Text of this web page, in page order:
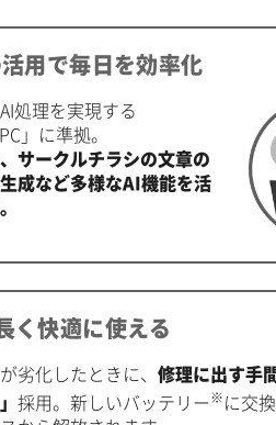
用で毎日を効率化
処理を実現する
」に準拠。
サークルチラシの文章の
成など多様なAI機能を活
く快適に使える
劣化したときに、 修理に出す手
採用。新しいバッテリー※に交